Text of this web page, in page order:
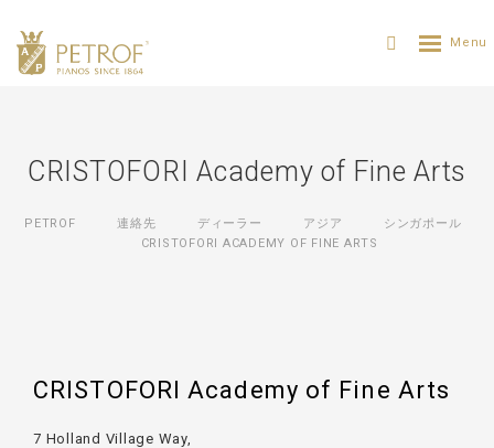
CRISTOFORI Academy of Fine Arts
PETROF 連絡先 ディーラー アジア
シンガポール
CRISTOFORI ACADEMY OF FINE ARTS
CRISTOFORI Academy of Fine Arts
7 Holland Village Way,